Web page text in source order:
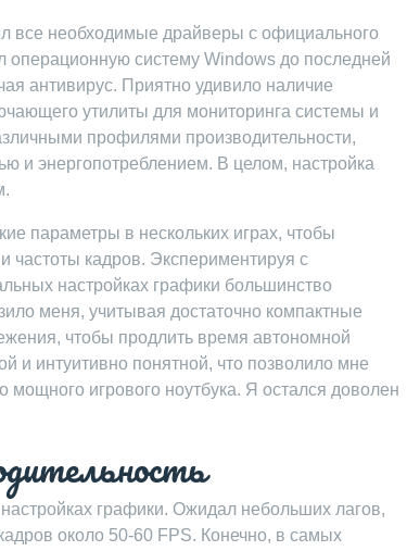
все необходимые драйверы с официального
операционную систему Windows до последней
антивирус. Приятно удивило наличие
утилиты для мониторинга системы и
профилями производительности,
и энергопотреблением. В целом, настройка
параметры в нескольких играх, чтобы
частоты кадров. Экспериментируя с
настройках графики большинство
меня, учитывая достаточно компактные
чтобы продлить время автономной
и интуитивно понятной, что позволило мне
мощного игрового ноутбука. Я остался доволен
графики. Ожидал небольших лагов,
около 50-60 FPS. Конечно, в самых